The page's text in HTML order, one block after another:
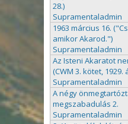
28.)
Supramentaladmin
1963 március 16.
amikor Akarod.")
Supramentaladmin
Az Isteni Akaratot
(CWM 3. kötet, 1929.
Supramentaladmin
A négy
megszabadulás 2.
Supramentaladmin